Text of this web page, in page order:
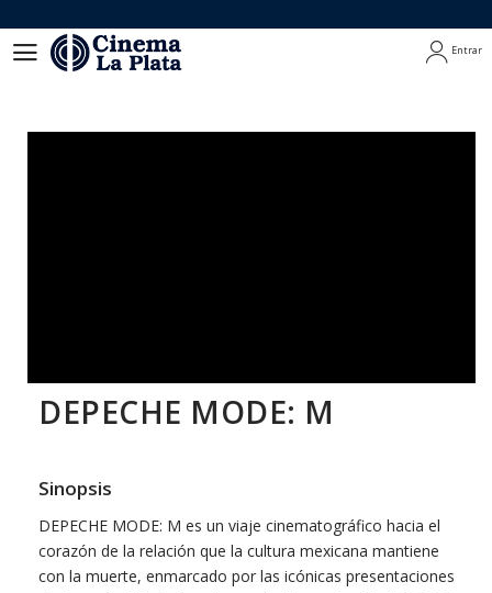
Entrar
DEPECHE MODE: M
Sinopsis
DEPECHE MODE: M es un viaje cinematográfico hacia el
corazón de la relación que la cultura mexicana mantiene
con la muerte, enmarcado por las icónicas presentaciones